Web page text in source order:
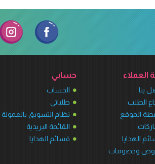
العملاء
بنا
الطلب
الموقع
الهدايا
وخصومات
حسابي
الحساب
طلباتي
نظام التسويق بالعمولة
القائمة البريدية
قسائم الهدايا